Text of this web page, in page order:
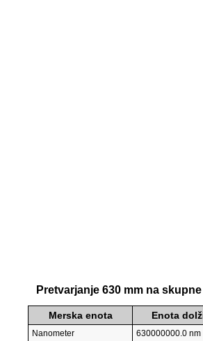
Pretvarjanje 630 mm na
Merska enota Enota
Nanometer
630000000.0 nm